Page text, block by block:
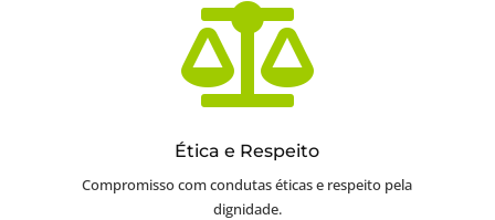

Ética e Respeito
Compromisso com condutas éticas e respeito pela
dignidade.